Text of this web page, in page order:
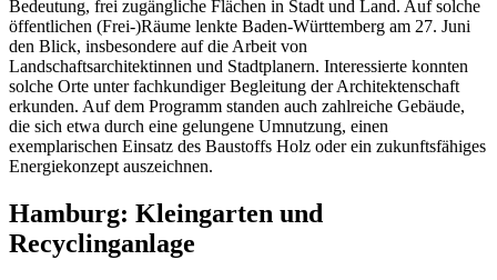
Bedeutung, frei zugängliche Flächen in Stadt und Land. Auf solche
öffentlichen (Frei-)Räume lenkte Baden-Württemberg am 27. Juni
den Blick, insbesondere auf die Arbeit von
Landschaftsarchitektinnen und Stadtplanern. Interessierte konnten
solche Orte unter fachkundiger Begleitung der Architektenschaft
erkunden. Auf dem Programm standen auch zahlreiche Gebäude,
die sich etwa durch eine gelungene Umnutzung, einen
exemplarischen Einsatz des Baustoffs Holz oder ein zukunftsfähiges
Energiekonzept auszeichnen.
Hamburg: Kleingarten und
Recyclinganlage